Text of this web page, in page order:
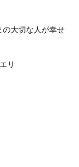
の大切な人が幸せ
リ